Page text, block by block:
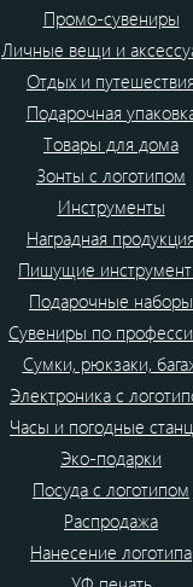
Промо-сувениры
Личные вещи и
Отдых и путешествия
Подарочная
Товары для дома
Зонты с логотипом
Инструменты
Наградная продукция
Пишущие
Подарочные наборы
Сувениры по
Сумки, рюкзаки,
Электроника с
Часы и погодные
Эко-подарки
Посуда с логотипом
Распродажа
Нанесение логотипа